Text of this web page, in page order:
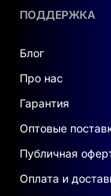
ПОДДЕРЖКА
Блог
Про нас
Гарантия
Оптовые
Публичная
Оплата и